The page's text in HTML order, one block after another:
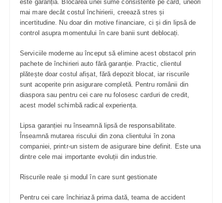
este garanția. Blocarea unei sume consistente pe card, uneori
mai mare decât costul închirierii, creează stres și
incertitudine. Nu doar din motive financiare, ci și din lipsă de
control asupra momentului în care banii sunt deblocați.
Serviciile moderne au început să elimine acest obstacol prin
pachete de închirieri auto fără garanție. Practic, clientul
plătește doar costul afișat, fără depozit blocat, iar riscurile
sunt acoperite prin asigurare completă. Pentru românii din
diaspora sau pentru cei care nu folosesc carduri de credit,
acest model schimbă radical experiența.
Lipsa garanției nu înseamnă lipsă de responsabilitate.
Înseamnă mutarea riscului din zona clientului în zona
companiei, printr-un sistem de asigurare bine definit. Este una
dintre cele mai importante evoluții din industrie.
Riscurile reale și modul în care sunt gestionate
Pentru cei care închiriază prima dată, teama de accident